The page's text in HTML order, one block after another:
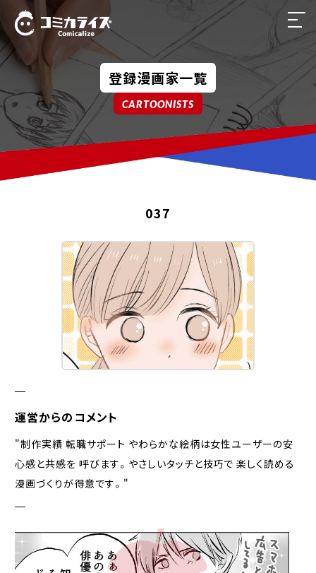
ホーム
サービス一覧
導入企業実績
登録漫画家一覧
漫画家・代理店募集
お問い合わせ
登録漫画家一覧
CARTOONISTS
037
運営からのコメント
"制作実績 転職サポート やわらかな絵柄は女性ユーザーの安
心感と共感を 呼びます。やさしいタッチと技巧で 楽しく読める
漫画づくりが得意です。"